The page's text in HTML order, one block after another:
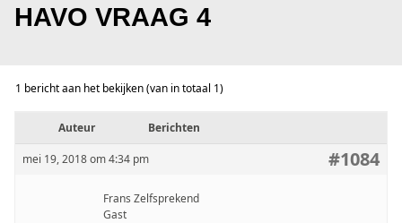
HAVO VRAAG 4
1 bericht aan het bekijken (van in totaal 1)
Auteur Berichten
mei 19, 2018 om 4:34 pm #1084
Frans Zelfsprekend
Gast